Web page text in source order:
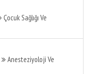
Çocuk Sağlığı Ve
Anesteziyoloji Ve